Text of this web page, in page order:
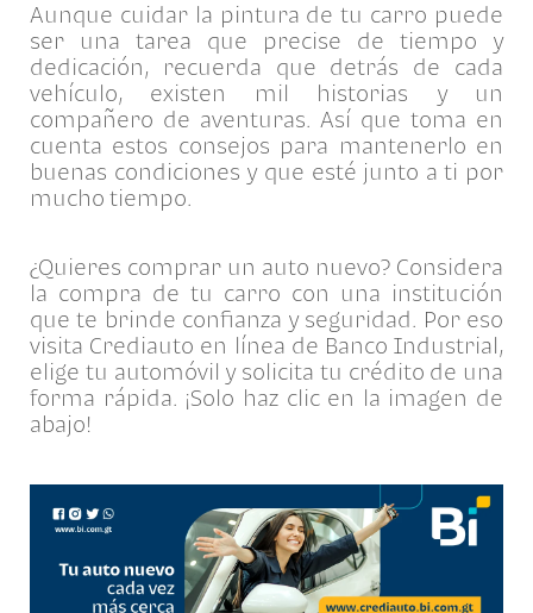
Aunque cuidar la pintura de tu carro puede
ser una tarea que precise de tiempo y
dedicación, recuerda que detrás de cada
vehículo, existen mil historias y un
compañero de aventuras. Así que toma en
cuenta estos consejos para mantenerlo en
buenas condiciones y que esté junto a ti por
mucho tiempo.
¿Quieres comprar un auto nuevo? Considera
la compra de tu carro con una institución
que te brinde confianza y seguridad. Por eso
visita Crediauto en línea de Banco Industrial,
elige tu automóvil y solicita tu crédito de una
forma rápida. ¡Solo haz clic en la imagen de
abajo!